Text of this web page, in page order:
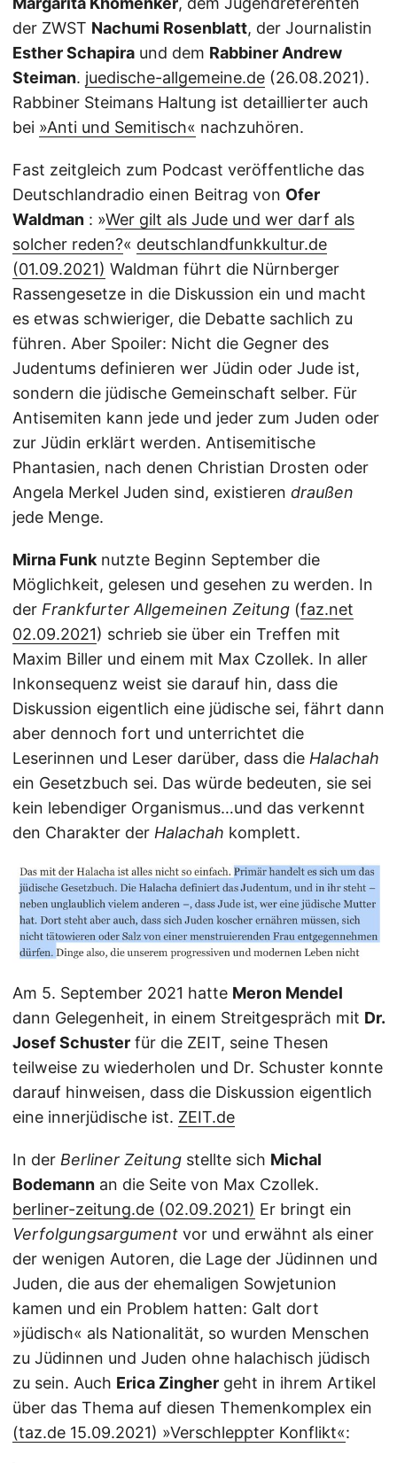
der ZWST Nachumi Rosenblatt, der Journalistin
Esther Schapira und dem Rabbiner Andrew
Steiman. juedische-allgemeine.de (26.08.2021).
Rabbiner Steimans Haltung ist detaillierter auch
bei »Anti und Semitisch« nachzuhören.
Fast zeitgleich zum Podcast veröffentliche das
Deutschlandradio einen Beitrag von Ofer
Waldman : »Wer gilt als Jude und wer darf als
solcher reden?« deutschlandfunkkultur.de
(01.09.2021) Waldman führt die Nürnberger
Rassengesetze in die Diskussion ein und macht
es etwas schwieriger, die Debatte sachlich zu
führen. Aber Spoiler: Nicht die Gegner des
Judentums definieren wer Jüdin oder Jude ist,
sondern die jüdische Gemeinschaft selber. Für
Antisemiten kann jede und jeder zum Juden oder
zur Jüdin erklärt werden. Antisemitische
Phantasien, nach denen Christian Drosten oder
Angela Merkel Juden sind, existieren draußen
jede Menge.
Mirna Funk nutzte Beginn September die
Möglichkeit, gelesen und gesehen zu werden. In
der Frankfurter Allgemeinen Zeitung (faz.net
02.09.2021) schrieb sie über ein Treffen mit
Maxim Biller und einem mit Max Czollek. In aller
Inkonsequenz weist sie darauf hin, dass die
Diskussion eigentlich eine jüdische sei, fährt dann
aber dennoch fort und unterrichtet die
Leserinnen und Leser darüber, dass die Halachah
ein Gesetzbuch sei. Das würde bedeuten, sie sei
kein lebendiger Organismus…und das verkennt
den Charakter der Halachah komplett.
Am 5. September 2021 hatte Meron Mendel
dann Gelegenheit, in einem Streitgespräch mit Dr.
Josef Schuster für die ZEIT, seine Thesen
teilweise zu wiederholen und Dr. Schuster konnte
darauf hinweisen, dass die Diskussion eigentlich
eine innerjüdische ist. ZEIT.de
In der Berliner Zeitung stellte sich Michal
Bodemann an die Seite von Max Czollek.
berliner-zeitung.de (02.09.2021) Er bringt ein
Verfolgungsargument vor und erwähnt als einer
der wenigen Autoren, die Lage der Jüdinnen und
Juden, die aus der ehemaligen Sowjetunion
kamen und ein Problem hatten: Galt dort
»jüdisch« als Nationalität, so wurden Menschen
zu Jüdinnen und Juden ohne halachisch jüdisch
zu sein. Auch Erica Zingher geht in ihrem Artikel
über das Thema auf diesen Themenkomplex ein
(taz.de 15.09.2021) »Verschleppter Konflikt«: